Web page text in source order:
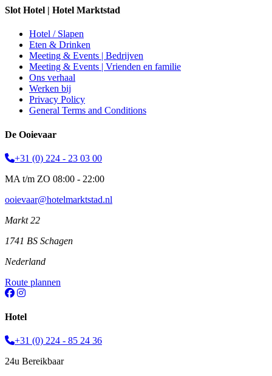
Slot Hotel | Hotel Marktstad
Hotel / Slapen
Eten & Drinken
Meeting & Events | Bedrijven
Meeting & Events | Vrienden en familie
Ons verhaal
Werken bij
Privacy Policy
General Terms and Conditions
De Ooievaar
+31 (0) 224 - 23 03 00
MA t/m ZO 08:00 - 22:00
ooievaar@hotelmarktstad.nl
Markt 22
1741 BS Schagen
Nederland
Route plannen
Hotel
+31 (0) 224 - 85 24 36
24u Bereikbaar